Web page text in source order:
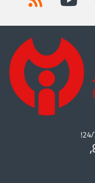
(800) 8001-8588,